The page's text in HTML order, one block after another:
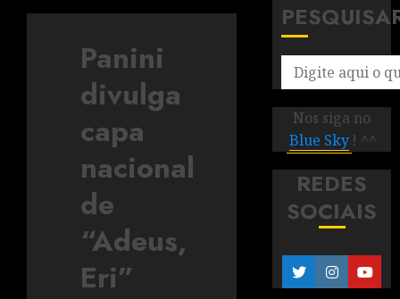
Panini
divulga
capa
nacional
de
“Adeus,
Eri”
Nos siga no
Blue Sky ! ^^
REDES
SOCIAIS